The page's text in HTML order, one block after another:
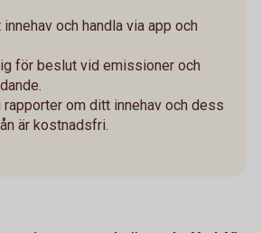
och handla via app och
för beslut vid emissioner och
rapporter om ditt innehav och dess
är kostnadsfri.